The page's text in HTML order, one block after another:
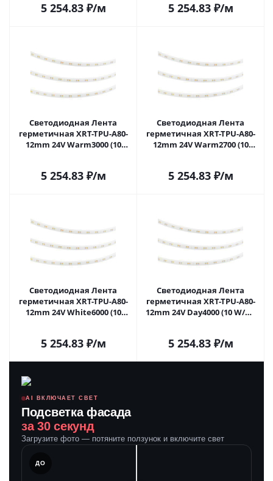
5 254.83₽/м 5 254.83₽/м
Светодиодная Лента
герметичная XRT-TPU-A80-
12mm 24V Warm3000 (10
5 254.83₽/м
Светодиодная Лента
герметичная XRT-TPU-A80-
12mm 24V Warm2700 (10
5 254.83₽/м
Светодиодная Лента
герметичная XRT-TPU-A80-
12mm 24V White6000 (10
5 254.83₽/м
Светодиодная Лента
герметичная XRT-TPU-A80-
12mm 24V Day4000 (10 W/m,
5 254.83₽/м
AI ВКЛЮЧАЕТ СВЕТ
Подсветка фасада
за 30 секунд
Загрузите фото — потяните ползунок и включите свет
ДО